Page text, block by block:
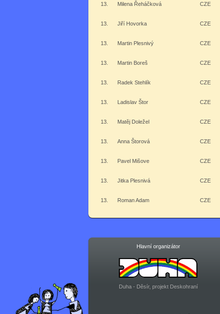
13. Milena Řeháčková CZE
13. Jiří Hovorka CZE
13. Martin Plesnivý CZE
13. Martin Boreš CZE
13. Radek Stehlík CZE
13. Ladislav Štor CZE
13. Matěj Doležel CZE
13. Anna Štorová CZE
13. Pavel Mišove CZE
13. Jitka Plesnivá CZE
13. Roman Adam CZE
Hlavní organizátor
Duha - Děsír, projekt Deskohraní